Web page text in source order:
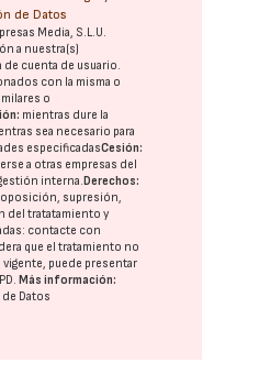
de Datos
Media, S.L.U.
a nuestra(s)
cuenta de usuario.
con la misma o
o
mientras dure la
sea necesario para
especificadasCesión:
a otras empresas del
interna.Derechos:
supresión,
del tratatamiento y
contacte con
que el tratamiento no
vigente, puede presentar
.Más información:
Datos